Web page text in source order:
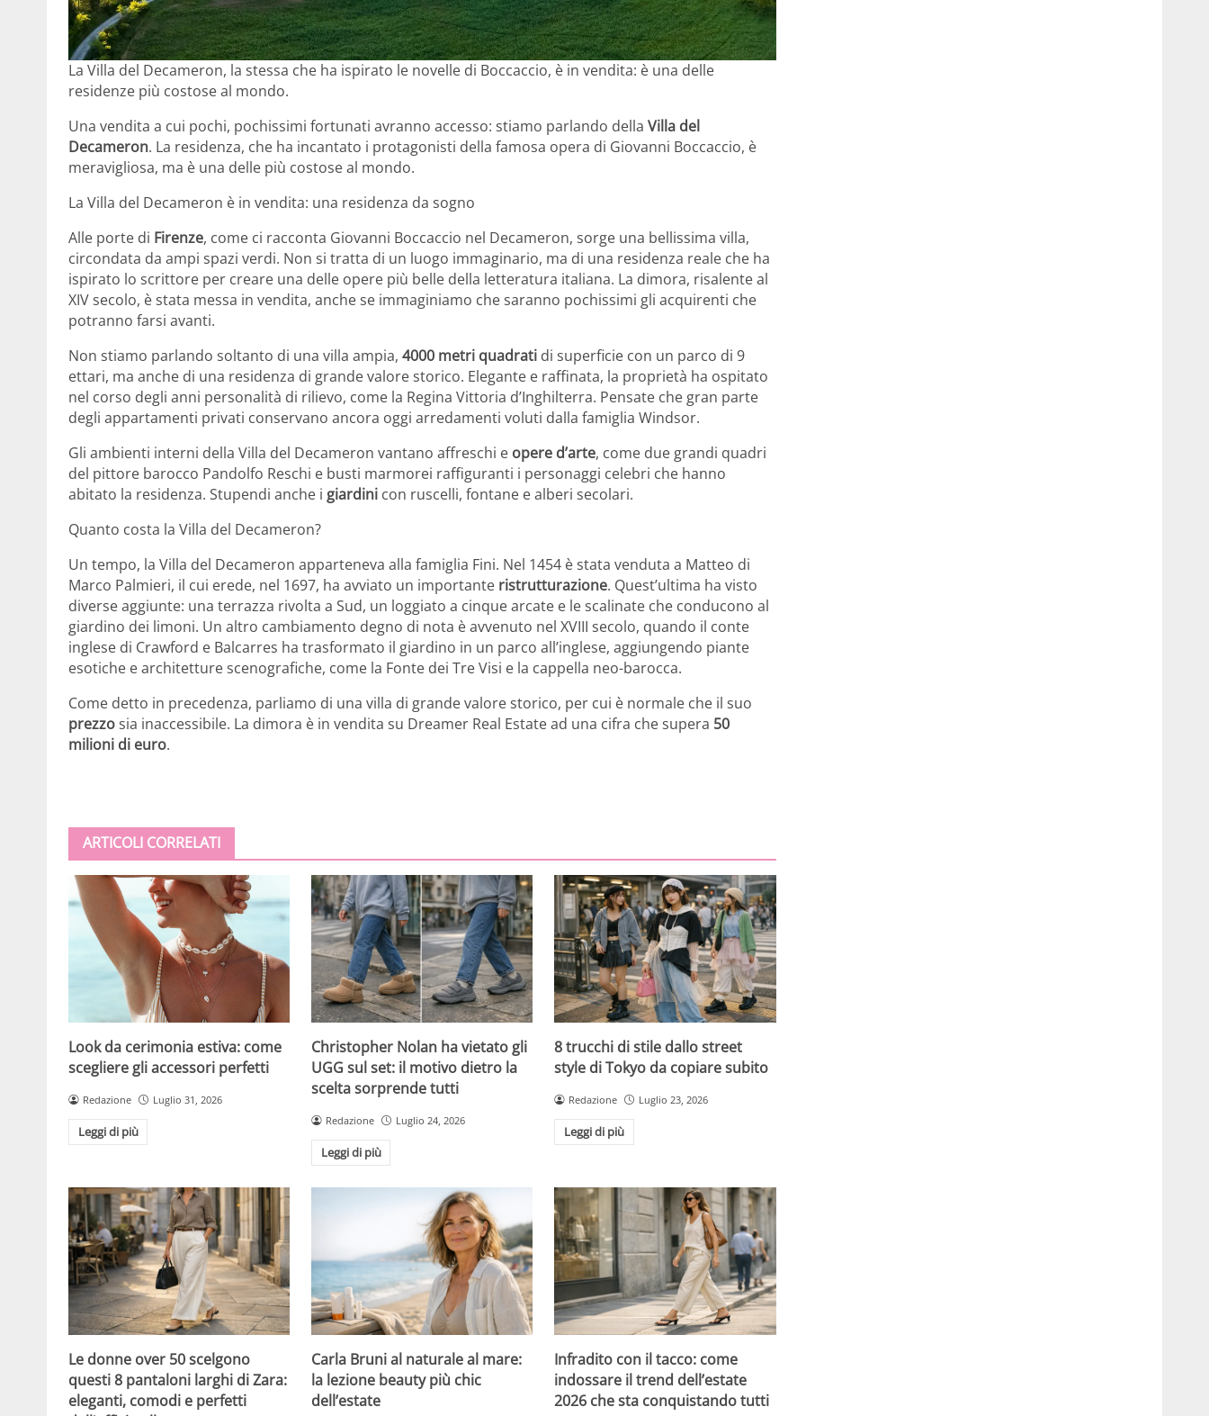
La Villa del Decameron, la stessa che ha ispirato le novelle di Boccaccio, è in vendita: è una delle
residenze più costose al mondo.
Una vendita a cui pochi, pochissimi fortunati avranno accesso: stiamo parlando della Villa del
Decameron. La residenza, che ha incantato i protagonisti della famosa opera di Giovanni Boccaccio, è
meravigliosa, ma è una delle più costose al mondo.
La Villa del Decameron è in vendita: una residenza da sogno
Alle porte di Firenze, come ci racconta Giovanni Boccaccio nel Decameron, sorge una bellissima villa,
circondata da ampi spazi verdi. Non si tratta di un luogo immaginario, ma di una residenza reale che ha
ispirato lo scrittore per creare una delle opere più belle della letteratura italiana. La dimora, risalente al
XIV secolo, è stata messa in vendita, anche se immaginiamo che saranno pochissimi gli acquirenti che
potranno farsi avanti.
Non stiamo parlando soltanto di una villa ampia, 4000 metri quadrati di superficie con un parco di 9
ettari, ma anche di una residenza di grande valore storico. Elegante e raffinata, la proprietà ha ospitato
nel corso degli anni personalità di rilievo, come la Regina Vittoria d’Inghilterra. Pensate che gran parte
degli appartamenti privati conservano ancora oggi arredamenti voluti dalla famiglia Windsor.
Gli ambienti interni della Villa del Decameron vantano affreschi e opere d’arte, come due grandi quadri
del pittore barocco Pandolfo Reschi e busti marmorei raffiguranti i personaggi celebri che hanno
abitato la residenza. Stupendi anche i giardini con ruscelli, fontane e alberi secolari.
Quanto costa la Villa del Decameron?
Un tempo, la Villa del Decameron apparteneva alla famiglia Fini. Nel 1454 è stata venduta a Matteo di
Marco Palmieri, il cui erede, nel 1697, ha avviato un importante ristrutturazione. Quest’ultima ha visto
diverse aggiunte: una terrazza rivolta a Sud, un loggiato a cinque arcate e le scalinate che conducono al
giardino dei limoni. Un altro cambiamento degno di nota è avvenuto nel XVIII secolo, quando il conte
inglese di Crawford e Balcarres ha trasformato il giardino in un parco all’inglese, aggiungendo piante
esotiche e architetture scenografiche, come la Fonte dei Tre Visi e la cappella neo-barocca.
Come detto in precedenza, parliamo di una villa di grande valore storico, per cui è normale che il suo
prezzosia inaccessibile. La dimora è in vendita su Dreamer Real Estate ad una cifra che supera 50
milioni di euro.
ARTICOLI CORRELATI
Look da cerimonia estiva: come
scegliere gli accessori perfetti
Redazione Luglio 31, 2026
Leggi di più
Christopher Nolan ha vietato gli
UGG sul set: il motivo dietro la
scelta sorprende tutti
Redazione Luglio 24, 2026
Leggi di più
8 trucchi di stile dallo street
style di Tokyo da copiare subito
Redazione Luglio 23, 2026
Leggi di più
Le donne over 50 scelgono
questi 8 pantaloni larghi di Zara:
eleganti, comodi e perfetti
Carla Bruni al naturale al mare:
la lezione beauty più chic
dell’estate
Infradito con il tacco: come
indossare il trend dell’estate
2026 che sta conquistando tutti